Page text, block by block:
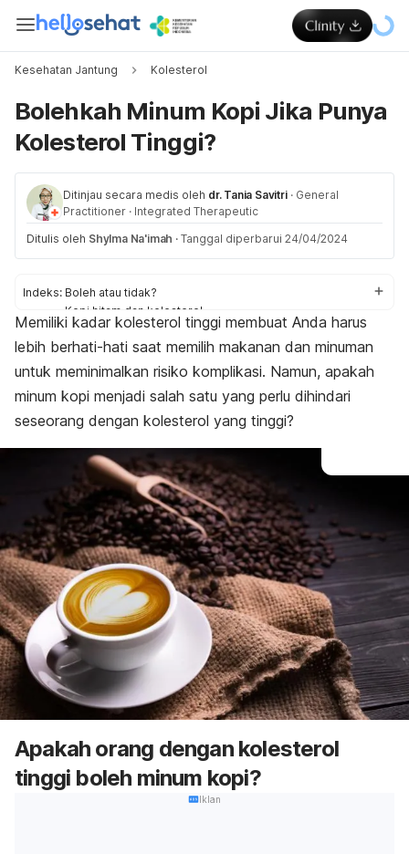
Kesehatan Jantung Kolesterol
Bolehkah Minum Kopi Jika Punya
Kolesterol Tinggi?
Ditinjau secara medis oleh dr. Tania Savitri · General
Practitioner · Integrated Therapeutic
Ditulis oleh Shylma Na'imah · Tanggal diperbarui 24/04/2024
Indeks: Boleh atau tidak?
Kopi hitam dan kolesterol
Tips aman
Memiliki kadar kolesterol tinggi membuat Anda harus
lebih berhati-hati saat memilih makanan dan minuman
untuk meminimalkan risiko komplikasi. Namun, apakah
minum kopi menjadi salah satu yang perlu dihindari
seseorang dengan kolesterol yang tinggi?
Apakah orang dengan kolesterol
tinggi boleh minum kopi?
Iklan